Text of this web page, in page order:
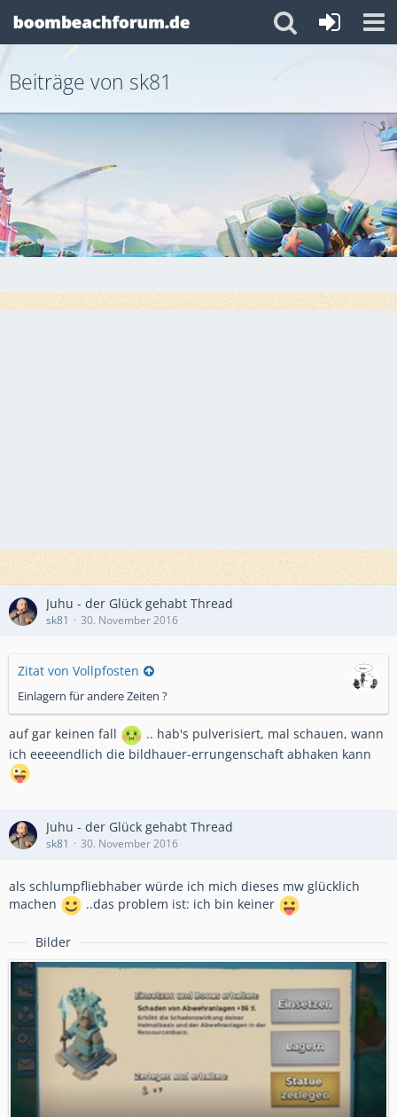
Beiträge von sk81
Juhu - der Glück gehabt Thread
sk81 30. November 2016
Zitat von Vollpfosten
Einlagern für andere Zeiten ?
auf gar keinen fall
.. hab's pulverisiert, mal schauen, wann
ich eeeeendlich die bildhauer-errungenschaft abhaken kann
Juhu - der Glück gehabt Thread
sk81 30. November 2016
als schlumpfliebhaber würde ich mich dieses mw glücklich
machen
..das problem ist: ich bin keiner
Bilder